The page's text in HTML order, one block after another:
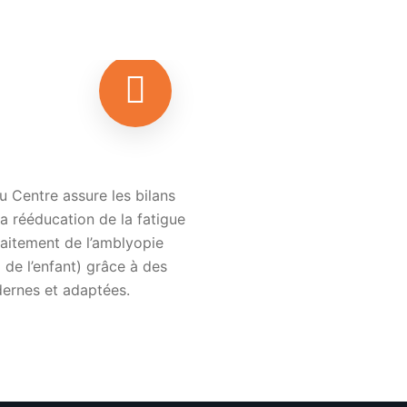
Centre assure les bilans
rééducation de la fatigue
de l’amblyopie
l’enfant) grâce à des
et adaptées.